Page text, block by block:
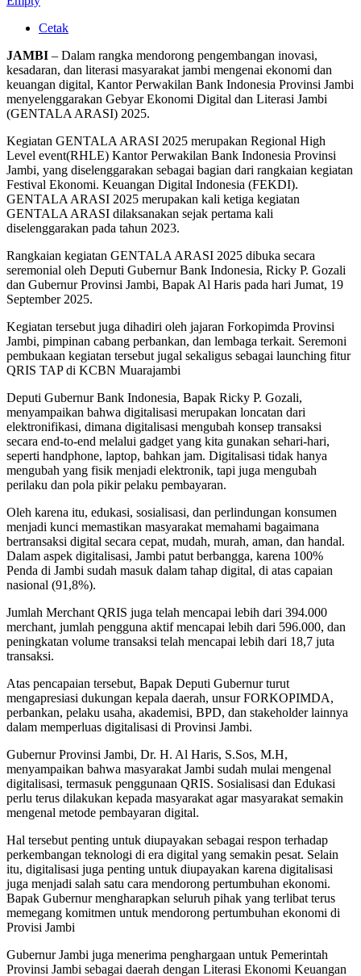
Cetak
JAMBI – Dalam rangka mendorong pengembangan inovasi,
kesadaran, dan literasi masyarakat jambi mengenai ekonomi dan
keuangan digital, Kantor Perwakilan Bank Indonesia Provinsi Jambi
menyelenggarakan Gebyar Ekonomi Digital dan Literasi Jambi
(GENTALA ARASI) 2025.
Kegiatan GENTALA ARASI 2025 merupakan Regional High
Level event(RHLE) Kantor Perwakilan Bank Indonesia Provinsi
Jambi, yang diselenggarakan sebagai bagian dari rangkaian kegiatan
Festival Ekonomi. Keuangan Digital Indonesia (FEKDI).
GENTALA ARASI 2025 merupakan kali ketiga kegiatan
GENTALA ARASI dilaksanakan sejak pertama kali
diselenggarakan pada tahun 2023.
Rangkaian kegiatan GENTALA ARASI 2025 dibuka secara
seremonial oleh Deputi Gubernur Bank Indonesia, Ricky P. Gozali
dan Gubernur Provinsi Jambi, Bapak Al Haris pada hari Jumat, 19
September 2025.
Kegiatan tersebut juga dihadiri oleh jajaran Forkopimda Provinsi
Jambi, pimpinan cabang perbankan, dan lembaga terkait. Seremoni
pembukaan kegiatan tersebut jugal sekaligus sebagai launching fitur
QRIS TAP di KCBN Muarajambi
Deputi Gubernur Bank Indonesia, Bapak Ricky P. Gozali,
menyampaikan bahwa digitalisasi merupakan loncatan dari
elektronifikasi, dimana digitalisasi mengubah konsep transaksi
secara end-to-end melalui gadget yang kita gunakan sehari-hari,
seperti handphone, laptop, bahkan jam. Digitalisasi tidak hanya
mengubah yang fisik menjadi elektronik, tapi juga mengubah
perilaku dan pola pikir pelaku pembayaran.
Oleh karena itu, edukasi, sosialisasi, dan perlindungan konsumen
menjadi kunci memastikan masyarakat memahami bagaimana
bertransaksi digital secara cepat, mudah, murah, aman, dan handal.
Dalam aspek digitalisasi, Jambi patut berbangga, karena 100%
Penda di Jambi sudah masuk dalam tahap digital, di atas capaian
nasional (91,8%).
Jumlah Merchant QRIS juga telah mencapai lebih dari 394.000
merchant, jumlah pengguna aktif mencapai lebih dari 596.000, dan
peningkatan volume transaksi telah mencapai lebih dari 18,7 juta
transaksi.
Atas pencapaian tersebut, Bapak Deputi Gubernur turut
mengapresiasi dukungan kepala daerah, unsur FORKOPIMDA,
perbankan, pelaku usaha, akademisi, BPD, dan stakeholder lainnya
dalam memperluas digitalisasi di Provinsi Jambi.
Gubernur Provinsi Jambi, Dr. H. Al Haris, S.Sos, M.H,
menyampaikan bahwa masyarakat Jambi sudah mulai mengenal
digitalisasi, termasuk penggunaan QRIS. Sosialisasi dan Edukasi
perlu terus dilakukan kepada masyarakat agar masyarakat semakin
mengenal metode pembayaran digital.
Hal tersebut penting untuk diupayakan sebagai respon terhadap
perkembangan teknologi di era digital yang semakin pesat. Selain
itu, digitalisasi juga penting untuk diupayakan karena digitalisasi
juga menjadi salah satu cara mendorong pertumbuhan ekonomi.
Bapak Gubernur mengharapkan seluruh pihak yang terlibat terus
memegang komitmen untuk mendorong pertumbuhan ekonomi di
Provisi Jambi
Gubernur Jambi juga menerima penghargaan untuk Pemerintah
Provinsi Jambi sebagai daerah dengan Literasi Ekonomi Keuangan